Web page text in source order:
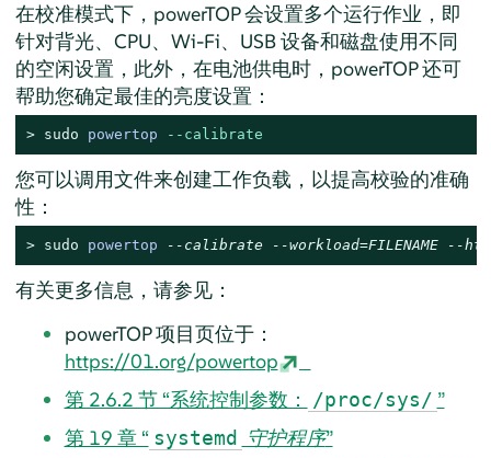
在校准模式下，powerTOP 会设置多个运行作业，即
针对背光、CPU、Wi-Fi、USB 设备和磁盘使用不同
的空闲设置，此外，在电池供电时，powerTOP 还可
帮助您确定最佳的亮度设置：
> sudo powertop --calibrate
您可以调用文件来创建工作负载，以提高校验的准确
性：
> sudo powertop --calibrate --workload=FILENAME --
有关更多信息，请参见：
powerTOP 项目页位于：
https://01.org/powertop
第 2.6.2 节 “系统控制参数：
/proc/sys/ ”
第 19 章 “ systemd 守护程序”